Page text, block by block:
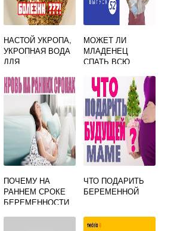
НАСТОЙ УКРОПА,
УКРОПНАЯ ВОДА
ДЛЯ
Х ОТ КОЛИКОВ
ОТЗЫВЫ, ЦЕНА
МОЖЕТ ЛИ
МЛАДЕНЕЦ
СПАТЬ ВСЮ
ПРОТИВОРЕЧИВ
ЫЕ СОВЕТЫ
КОНСУЛЬТАНТОВ
ПО СНУ И
ГРУДНОМУ
ВСКАРМЛИВАНИ
Ю
ПОЧЕМУ НА
РАННЕМ СРОКЕ
БЕРЕМЕННОСТИ
ЧТО ПОДАРИТЬ
БЕРЕМЕННОЙ